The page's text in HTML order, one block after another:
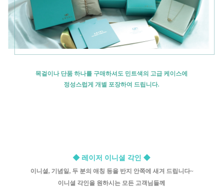
목걸이나 단품 하나를 구매하셔도 민트색의 고급 케이스에
정성스럽게 개별 포장하여 드립니다.
◆ 레이저 이니셜 각인 ◆
이니셜, 기념일, 두 분의 애칭 등을 반지 안쪽에 새겨 드립니다~
이니셜 각인을 원하시는 모든 고객님들께